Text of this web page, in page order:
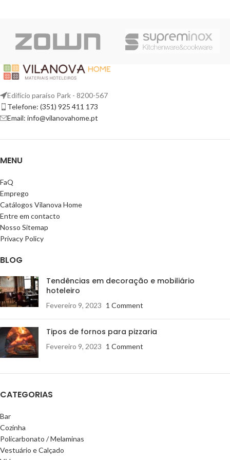
Edifício paraíso Park - 8200-567
Telefone: (351) 925 411 173
Email: info@vilanovahome.pt
MENU
FaQ
Emprego
Catálogos Vilanova Home
Entre em contacto
Nosso Sitemap
Privacy Policy
BLOG
Tendências em decoração e mobiliário
hoteleiro
Fevereiro 9, 2023 1 Comment
Tipos de fornos para pizzaria
Fevereiro 9, 2023 1 Comment
CATEGORIAS
Bar
Cozinha
Policarbonato / Melaminas
Vestuário e Calçado